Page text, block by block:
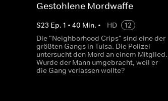
Gestohlene Mordwaffe
S23 Ep. 1 • 40 Min. • HD
12
Die "Neighborhood Crips" sind eine der
größten Gangs in Tulsa. Die Polizei
untersucht den Mord an einem Mitglied.
Wurde der Mann umgebracht, weil er
die Gang verlassen wollte?